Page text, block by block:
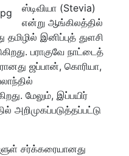
ஸ்டிவியா (Stevia)
என்று ஆங்கிலத்தில்
இனிப்புத் துளசி
பராகுவே நாட்டைத்
ஜப்பான், கொரியா,
மேலும், இப்பயிர்
அறிமுகப்படுத்தப்பட்டு
சர்க்கரையானது